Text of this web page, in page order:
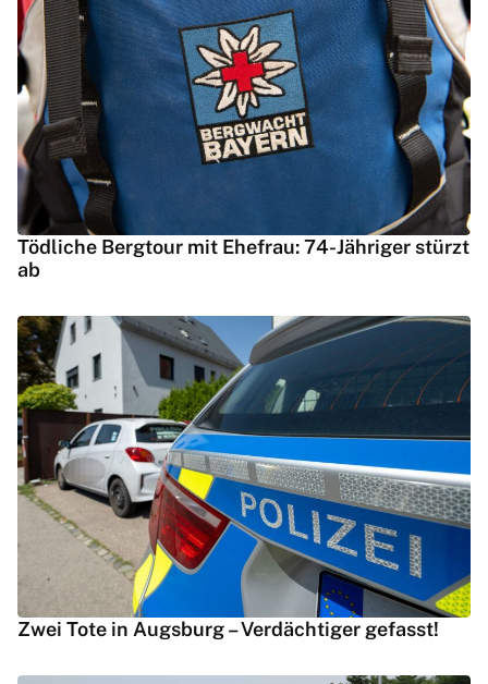
Tödliche Bergtour mit Ehefrau: 74-Jähriger stürzt
ab
Zwei Tote in Augsburg – Verdächtiger gefasst!